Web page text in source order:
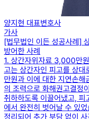
양지현 대표변호사
가사
[법무법인 이든 성공사례]
방어한 사례
1. 상간자위자료 3,000만
고는 상간자인 피고를 상
만원과 이에 대한 지연손
의 조력으로 화해권고결정
취하하도록 이끌어냈고, 피
에서 완전히 벗어날 수 있
정리되어 추가 부담 없이